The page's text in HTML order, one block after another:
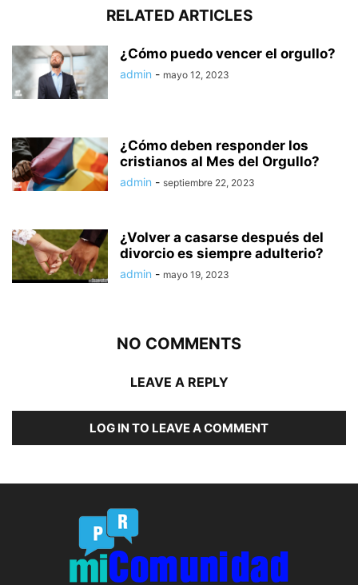
RELATED ARTICLES
¿Cómo puedo vencer el orgullo?
admin - mayo 12, 2023
¿Cómo deben responder los
cristianos al Mes del Orgullo?
admin - septiembre 22, 2023
¿Volver a casarse después del
divorcio es siempre adulterio?
admin - mayo 19, 2023
NO COMMENTS
LEAVE A REPLY
LOG IN TO LEAVE A COMMENT